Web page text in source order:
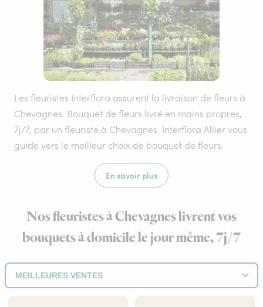
Les fleuristes Interflora assurent la livraison de fleurs à
Chevagnes. Bouquet de fleurs livré en mains propres,
7j/7, par un fleuriste à Chevagnes. Interflora Allier vous
guide vers le meilleur choix de bouquet de fleurs.
En savoir plus
Nos fleuristes à Chevagnes livrent vos
bouquets à domicile le jour même, 7j/7